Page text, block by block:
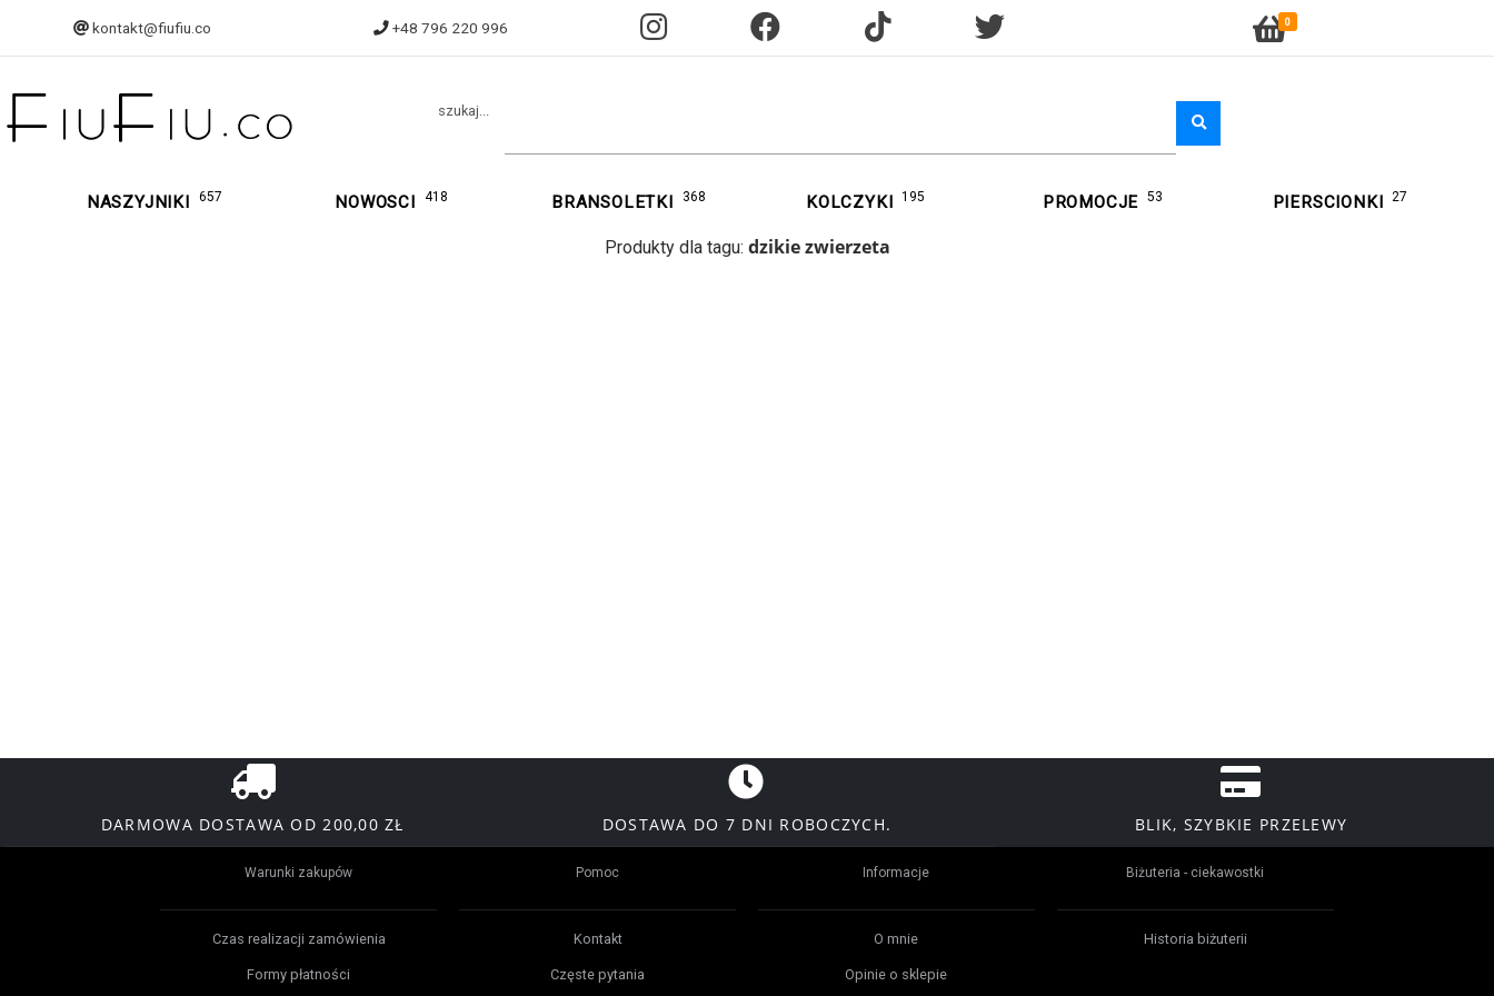
kontakt@fiufiu.co +48 796 220 996 0
szukaj...
NASZYJNIKI 657 NOWOSCI 418 BRANSOLETKI 368 KOLCZYKI 195 PROMOCJE 53 PIERSCIONKI 27
Produkty dla tagu: dzikie zwierzeta
DARMOWA DOSTAWA OD 200,00 ZŁ DOSTAWA DO 7 DNI ROBOCZYCH. BLIK, SZYBKIE PRZELEWY
Warunki zakupów
Czas realizacji zamówienia
Formy płatności
Pomoc
Kontakt
Częste pytania
Informacje
O mnie
Opinie o sklepie
Biżuteria - ciekawostki
Historia biżuterii